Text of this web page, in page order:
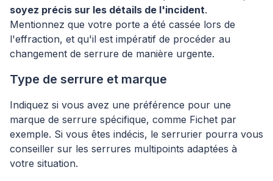
soyez précis sur les détails de l'incident.
Mentionnez que votre porte a été cassée lors de
l'effraction, et qu'il est impératif de procéder au
changement de serrure de manière urgente.
Type de serrure et marque
Indiquez si vous avez une préférence pour une
marque de serrure spécifique, comme Fichet par
exemple. Si vous êtes indécis, le serrurier pourra vous
conseiller sur les serrures multipoints adaptées à
votre situation.